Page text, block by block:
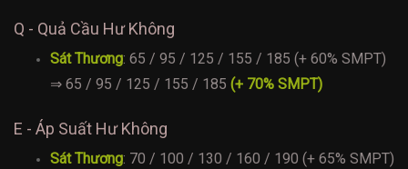
Q - Quả Cầu Hư Không
Sát Thương: 65 / 95 / 125 / 155 / 185 (+ 60% SMPT)
⇒ 65 / 95 / 125 / 155 / 185 (+ 70% SMPT)
E - Áp Suất Hư Không
Sát Thương: 70 / 100 / 130 / 160 / 190 (+ 65% SMPT)